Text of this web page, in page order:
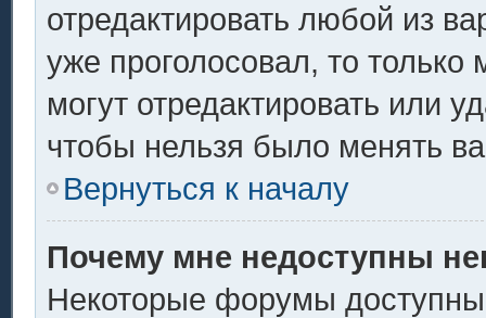
отредактировать любой из
уже проголосовал, то
могут отредактировать или
чтобы нельзя было менять
Вернуться к началу
Почему мне недоступны
Некоторые форумы